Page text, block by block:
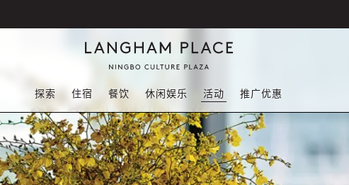
探索 住宿 餐饮 休闲娱乐 活动 推广优惠